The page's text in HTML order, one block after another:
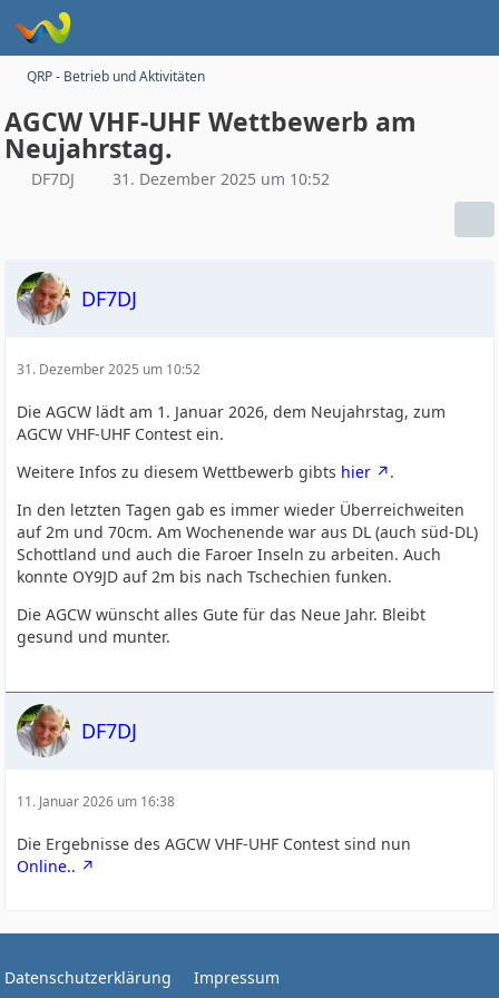
QRP - Betrieb und Aktivitäten
AGCW VHF-UHF Wettbewerb am
Neujahrstag.
DF7DJ 31. Dezember 2025 um 10:52
DF7DJ
31. Dezember 2025 um 10:52
Die AGCW lädt am 1. Januar 2026, dem Neujahrstag, zum
AGCW VHF-UHF Contest ein.
Weitere Infos zu diesem Wettbewerb gibts hier
.
In den letzten Tagen gab es immer wieder Überreichweiten
auf 2m und 70cm. Am Wochenende war aus DL (auch süd-DL)
Schottland und auch die Faroer Inseln zu arbeiten. Auch
konnte OY9JD auf 2m bis nach Tschechien funken.
Die AGCW wünscht alles Gute für das Neue Jahr. Bleibt
gesund und munter.
DF7DJ
11. Januar 2026 um 16:38
Die Ergebnisse des AGCW VHF-UHF Contest sind nun
Online..
Datenschutzerklärung Impressum